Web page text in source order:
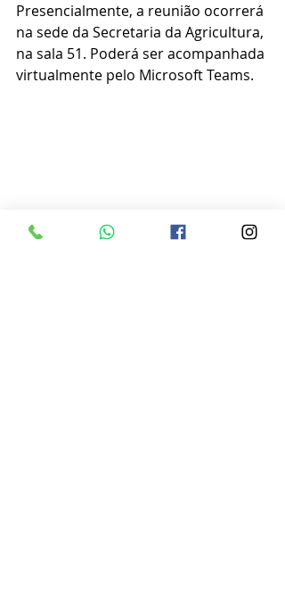
Presencialmente, a reunião ocorrerá
na sede da Secretaria da Agricultura,
na sala 51. Poderá ser acompanhada
virtualmente pelo Microsoft Teams.
News semanal